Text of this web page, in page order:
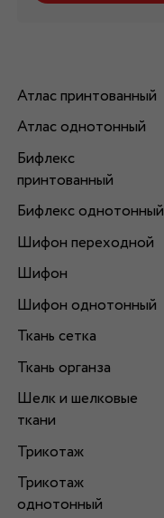
Атлас принтованный
Атлас однотонный
Бифлекс
принтованный
Бифлекс однотонный
Шифон переходной
Шифон
Шифон однотонный
Ткань сетка
Ткань органза
Шелк и шелковые
ткани
Трикотаж
Трикотаж
однотонный